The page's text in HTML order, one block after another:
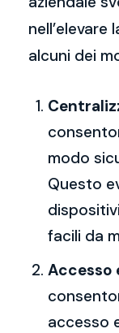
nell’elevare
alcuni dei
modo
Questo
facili da
Accesso
accesso